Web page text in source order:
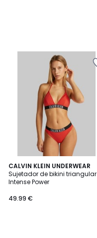
CALVIN KLEIN UNDERWEAR
Sujetador de bikini triangular
Intense Power
49.99 €